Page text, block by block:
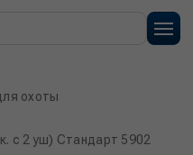
охоты
с 2 уш) Стандарт 5902